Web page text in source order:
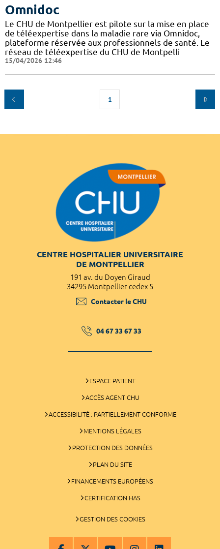
Omnidoc
Le CHU de Montpellier est pilote sur la mise en place
de téléexpertise dans la maladie rare via Omnidoc,
plateforme réservée aux professionnels de santé. Le
réseau de téléexpertise du CHU de Montpelli
15/04/2026 12:46
1
CENTRE HOSPITALIER UNIVERSITAIRE
DE MONTPELLIER
191 av. du Doyen Giraud
34295 Montpellier cedex 5
Contacter le CHU
04 67 33 67 33
ESPACE PATIENT
ACCÈS AGENT CHU
ACCESSIBILITÉ : PARTIELLEMENT CONFORME
MENTIONS LÉGALES
PROTECTION DES DONNÉES
PLAN DU SITE
FINANCEMENTS EUROPÉENS
CERTIFICATION HAS
GESTION DES COOKIES